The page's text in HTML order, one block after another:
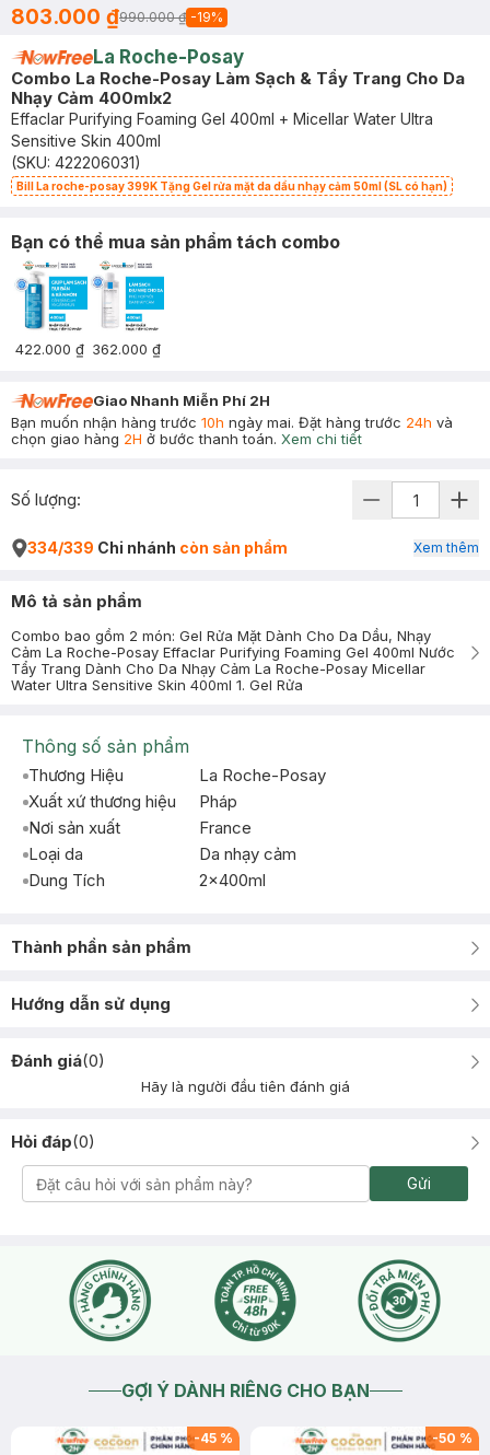
803.000 ₫990.000 ₫ -19%
La Roche-Posay
Combo La Roche-Posay Làm Sạch & Tẩy Trang Cho Da
Nhạy Cảm 400mlx2
Effaclar Purifying Foaming Gel 400ml + Micellar Water Ultra
Sensitive Skin 400ml
(SKU: 422206031)
Bill La roche-posay 399K Tặng Gel rửa mặt da dầu nhạy cảm 50ml (SL có hạn)
Bạn có thể mua sản phẩm tách combo
422.000 ₫ 362.000 ₫
Giao Nhanh Miễn Phí 2H
Bạn muốn nhận hàng trước 10h ngày mai. Đặt hàng trước 24h và
chọn giao hàng 2H ở bước thanh toán. Xem chi tiết
Số lượng:
334/339 Chi nhánh còn sản phẩm Xem thêm
Mô tả sản phẩm
Combo bao gồm 2 món: Gel Rửa Mặt Dành Cho Da Dầu, Nhạy
Cảm La Roche-Posay Effaclar Purifying Foaming Gel 400ml Nước
Tẩy Trang Dành Cho Da Nhạy Cảm La Roche-Posay Micellar
Water Ultra Sensitive Skin 400ml 1. Gel Rửa
Thông số sản phẩm
Thương Hiệu
La Roche-Posay
Xuất xứ thương hiệu
Pháp
Nơi sản xuất
France
Loại da
Da nhạy cảm
Dung Tích
2x400ml
Thành phần sản phẩm
Hướng dẫn sử dụng
Đánh giá(0)
Hãy là người đầu tiên đánh giá
Hỏi đáp(0)
Gửi
GỢI Ý DÀNH RIÊNG CHO BẠN
-45 % -50 %